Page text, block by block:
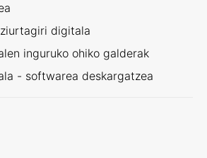
digitala
inguruko ohiko galderak
- softwarea deskargatzea